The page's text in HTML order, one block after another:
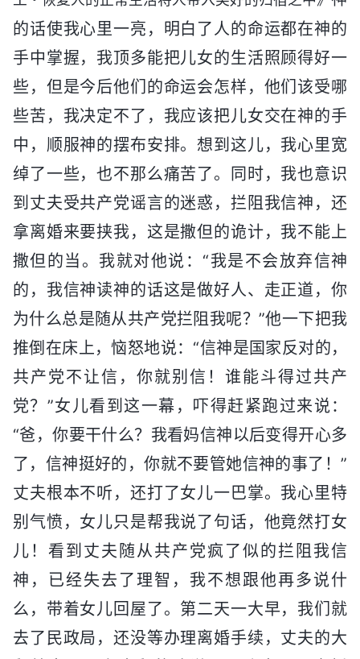
的话使我心里一亮，明白了人的命运都在神的
手中掌握，我顶多能把儿女的生活照顾得好一
些，但是今后他们的命运会怎样，他们该受哪
些苦，我决定不了，我应该把儿女交在神的手
中，顺服神的摆布安排。想到这儿，我心里宽
绰了一些，也不那么痛苦了。同时，我也意识
到丈夫受共产党谣言的迷惑，拦阻我信神，还
拿离婚来要挟我，这是撒但的诡计，我不能上
撒但的当。我就对他说：“我是不会放弃信神
的，我信神读神的话这是做好人、走正道，你
为什么总是随从共产党拦阻我呢？”他一下把我
推倒在床上，恼怒地说：“信神是国家反对的，
共产党不让信，你就别信！谁能斗得过共产
党？”女儿看到这一幕，吓得赶紧跑过来说：
“爸，你要干什么？我看妈信神以后变得开心多
了，信神挺好的，你就不要管她信神的事了！”
丈夫根本不听，还打了女儿一巴掌。我心里特
别气愤，女儿只是帮我说了句话，他竟然打女
儿！看到丈夫随从共产党疯了似的拦阻我信
神，已经失去了理智，我不想跟他再多说什
么，带着女儿回屋了。第二天一大早，我们就
去了民政局，还没等办理离婚手续，丈夫的大